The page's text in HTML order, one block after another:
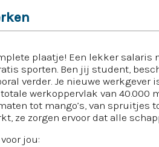
plaatje! Een lekker salaris
sporten. Ben jij student,
verder. Je nieuwe
werkoppervlak van 40.000
tot mango’s, van spruitjes
ze zorgen ervoor dat alle
jou: